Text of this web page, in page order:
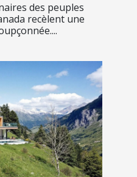
des peuples
recèlent une